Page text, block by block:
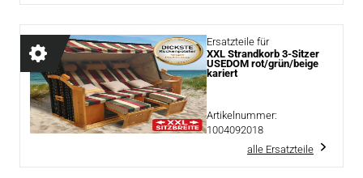
Ersatzteile für
XXL Strandkorb 3-Sitzer
USEDOM rot/grün/beige
kariert
Artikelnummer:
1004092018
alle Ersatzteile